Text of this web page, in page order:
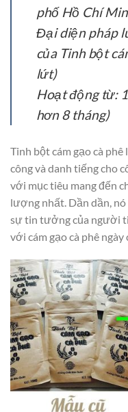
phố Hồ Chí
Đại diện pháp
của Tinh bột
lứt)
Hoạt động từ:
hơn 8 tháng)
Tinh bột cám gạo cà
công và danh tiếng cho
với mục tiêu mang đến
lượng nhất. Dần dần,
sự tin tưởng của người
với cám gạo cà phê ngày